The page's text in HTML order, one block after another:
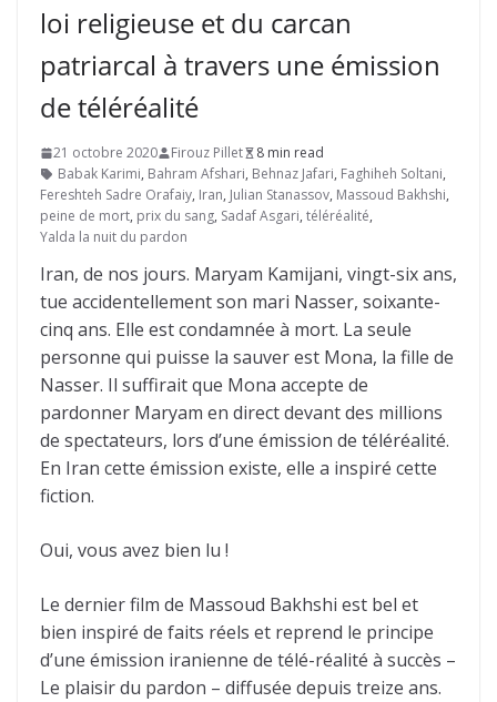
loi religieuse et du carcan
patriarcal à travers une émission
de téléréalité
21 octobre 2020 Firouz Pillet
8 min read
Babak Karimi, Bahram Afshari, Behnaz Jafari, Faghiheh Soltani,
Fereshteh Sadre Orafaiy, Iran, Julian Stanassov, Massoud Bakhshi,
peine de mort, prix du sang, Sadaf Asgari, téléréalité,
Yalda la nuit du pardon
Iran, de nos jours. Maryam Kamijani, vingt-six ans,
tue accidentellement son mari Nasser, soixante-
cinq ans. Elle est condamnée à mort. La seule
personne qui puisse la sauver est Mona, la fille de
Nasser. Il suffirait que Mona accepte de
pardonner Maryam en direct devant des millions
de spectateurs, lors d’une émission de téléréalité.
En Iran cette émission existe, elle a inspiré cette
fiction.
Oui, vous avez bien lu !
Le dernier film de Massoud Bakhshi est bel et
bien inspiré de faits réels et reprend le principe
d’une émission iranienne de télé-réalité à succès –
Le plaisir du pardon – diffusée depuis treize ans.